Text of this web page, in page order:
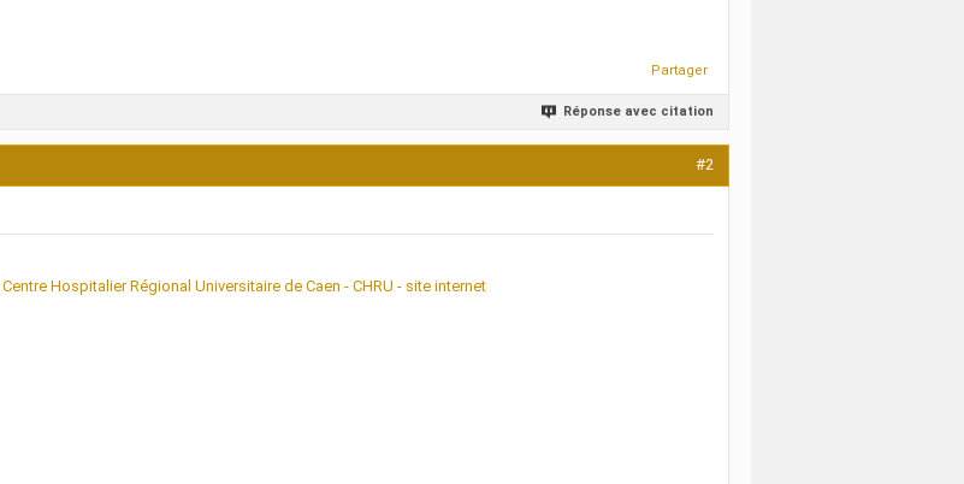
Partager
Réponse avec citation
#2
Centre Hospitalier Régional Universitaire de Caen - CHRU - site internet